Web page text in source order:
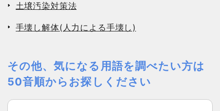
土壌汚染対策法
手壊し解体(人力による手壊し)
その他、気になる用語を調べたい方は
50音順からお探しください